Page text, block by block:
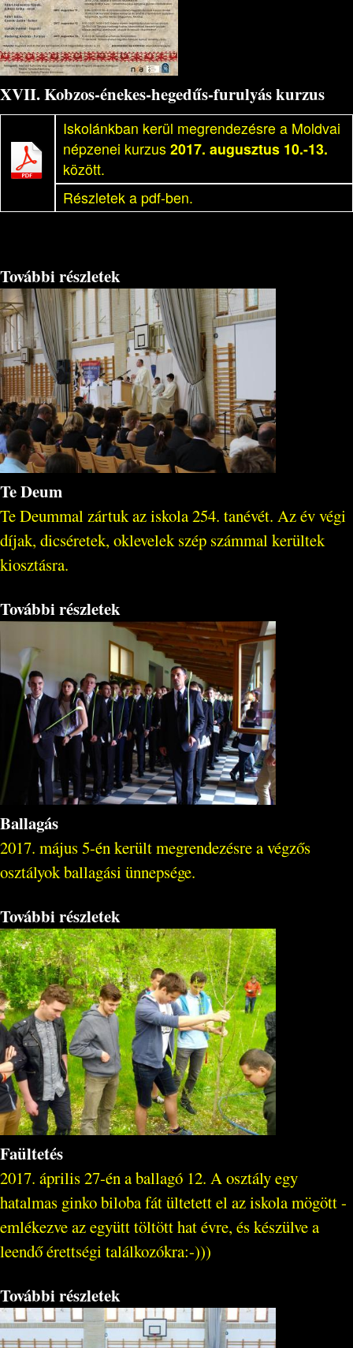
XVII. Kobzos-énekes-hegedűs-furulyás kurzus
Iskolánkban kerül megrendezésre a Moldvai
népzenei kurzus 2017. augusztus 10.-13.
között.
Részletek a pdf-ben.
További részletek
Te Deum
Te Deummal zártuk az iskola 254. tanévét. Az év végi
díjak, dicséretek, oklevelek szép számmal kerültek
kiosztásra.
További részletek
Ballagás
2017. május 5-én került megrendezésre a végzős
osztályok ballagási ünnepsége.
További részletek
Faültetés
2017. április 27-én a ballagó 12. A osztály egy
hatalmas ginko biloba fát ültetett el az iskola mögött -
emlékezve az együtt töltött hat évre, és készülve a
leendő érettségi találkozókra:-)))
További részletek